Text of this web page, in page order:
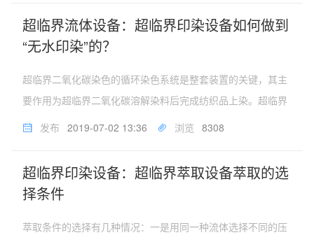
由于其所排废水加入了...
超临界流体设备：超临界印染设备如何做到
“无水印染”的？
超临界二氧化碳染色的循环染色系统是整套装置的关键，其主
要作用为超临界二氧化碳溶解染料后完成纺织品上染。超临界
流体循环染色系统工作原理为：染色过程中，经高压泵加压，
随后流入染色釜内进行织物...
发布 2019-07-02 13:36 浏览 8308
超临界印染设备：超临界萃取设备萃取的选
择条件
萃取条件的选择有几种情况：一是用同一种流体选择不同的压